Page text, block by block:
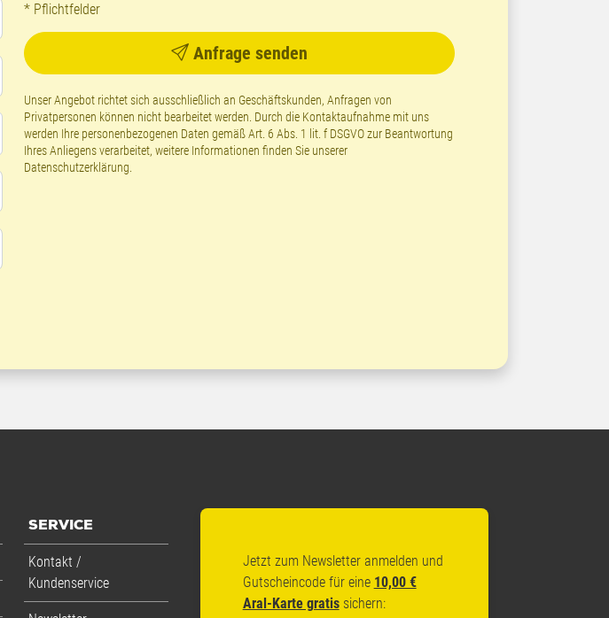
* Pflichtfelder
Anfrage senden
Unser Angebot richtet sich ausschließlich an Geschäftskunden, Anfragen von
Privatpersonen können nicht bearbeitet werden. Durch die Kontaktaufnahme mit uns
werden Ihre personenbezogenen Daten gemäß Art. 6 Abs. 1 lit. f DSGVO zur Beantwortung
Ihres Anliegens verarbeitet, weitere Informationen finden Sie unserer
Datenschutzerklärung
SERVICE
Kontakt /
Kundenservice
Jetzt zum Newsletter anmelden und
Gutscheincode für eine 10,00 €
Aral-Karte gratissichern: